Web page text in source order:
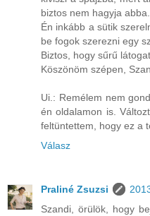
biztos nem hagyja abba.
Én inkább a sütik
be fogok szerezni egy
Biztos, hogy sűrű
Köszönöm szépen,
Ui.: Remélem nem
én oldalamon is.
feltüntettem, hogy ez a
Válasz
Praliné Zsuzsi
Szandi, örülök, hogy